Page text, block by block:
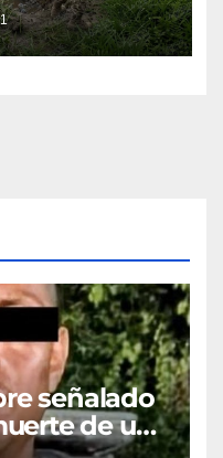
señalado
de un